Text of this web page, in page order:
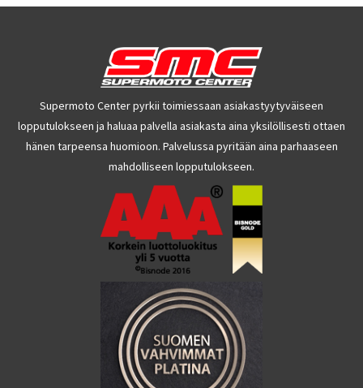
Supermoto Center pyrkii toimiessaan asiakastyytyväiseen
lopputulokseen ja haluaa palvella asiakasta aina yksilöllisesti ottaen
hänen tarpeensa huomioon. Palvelussa pyritään aina parhaaseen
mahdolliseen lopputulokseen.